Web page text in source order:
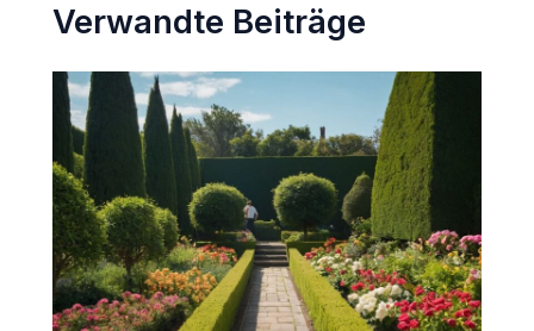
Verwandte Beiträge